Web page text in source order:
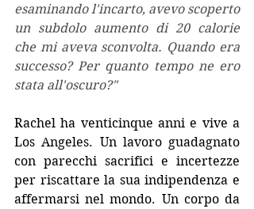
esaminando l'incarto, avevo scoperto
un subdolo aumento di 20 calorie
che mi aveva sconvolta. Quando era
successo? Per quanto tempo ne ero
stata all'oscuro?"
Rachel ha venticinque anni e vive a
Los Angeles. Un lavoro guadagnato
con parecchi sacrifici e incertezze
per riscattare la sua indipendenza e
affermarsi nel mondo. Un corpo da